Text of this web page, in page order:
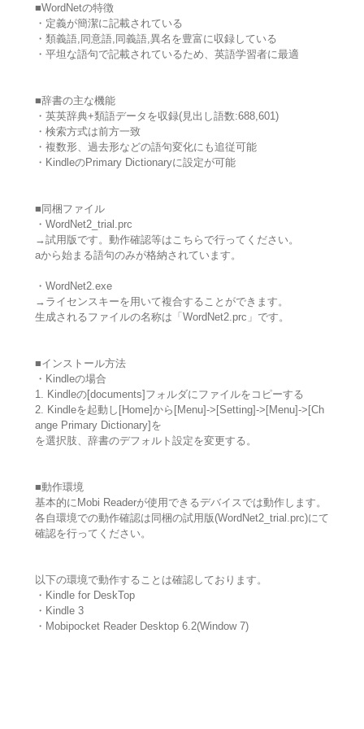
■WordNetの特徴
・定義が簡潔に記載されている
・類義語,同意語,同義語,異名を豊富に収録している
・平坦な語句で記載されているため、英語学習者に最適
■辞書の主な機能
・英英辞典+類語データを収録(見出し語数:688,601)
・検索方式は前方一致
・複数形、過去形などの語句変化にも追従可能
・KindleのPrimary Dictionaryに設定が可能
■同梱ファイル
・WordNet2_trial.prc
→試用版です。動作確認等はこちらで行ってください。
aから始まる語句のみが格納されています。
・WordNet2.exe
→ライセンスキーを用いて複合することができます。
生成されるファイルの名称は「WordNet2.prc」です。
■インストール方法
・Kindleの場合
1. Kindleの[documents]フォルダにファイルをコピーする
2. Kindleを起動し[Home]から[Menu]->[Setting]->[Menu]->[Ch
ange Primary Dictionary]を
を選択肢、辞書のデフォルト設定を変更する。
■動作環境
基本的にMobi Readerが使用できるデバイスでは動作します。
各自環境での動作確認は同梱の試用版(WordNet2_trial.prc)にて
確認を行ってください。
以下の環境で動作することは確認しております。
・Kindle for DeskTop
・Kindle 3
・Mobipocket Reader Desktop 6.2(Window 7)